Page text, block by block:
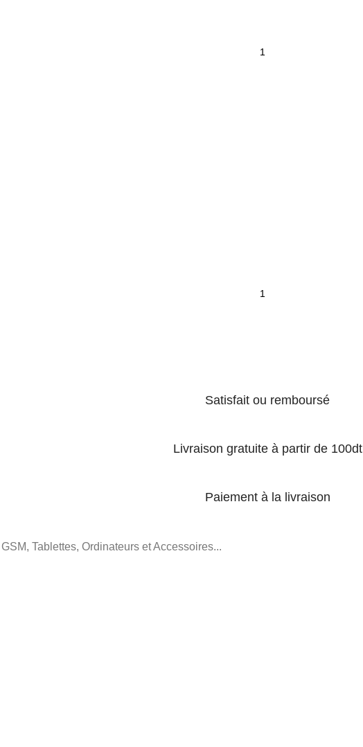
Satisfait ou remboursé
Livraison gratuite à partir de 100dt
Paiement à la livraison
Tablettes, Ordinateurs et Accessoires...